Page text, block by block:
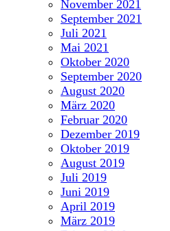
November 2021
September 2021
Juli 2021
Mai 2021
Oktober 2020
September 2020
August 2020
März 2020
Februar 2020
Dezember 2019
Oktober 2019
August 2019
Juli 2019
Juni 2019
April 2019
März 2019